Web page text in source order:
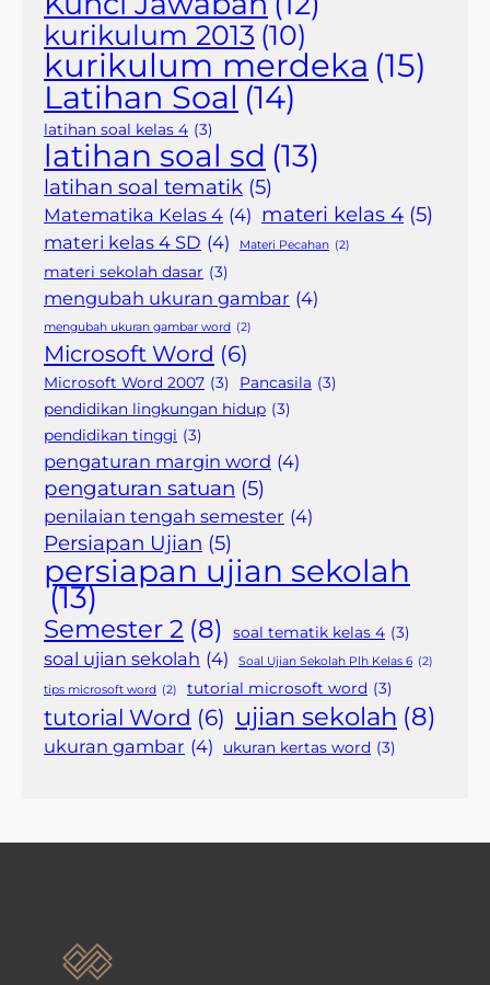
kurikulum 2013 (10)
kurikulum merdeka (15)
Latihan Soal (14)
latihan soal kelas 4 (3)
latihan soal sd (13)
latihan soal tematik (5)
Matematika Kelas 4 (4) materi kelas 4 (5)
materi kelas 4 SD (4) Materi Pecahan (2)
materi sekolah dasar (3)
mengubah ukuran gambar (4)
mengubah ukuran gambar word (2)
Microsoft Word (6)
Microsoft Word 2007 (3) Pancasila (3)
pendidikan lingkungan hidup (3)
pendidikan tinggi (3)
pengaturan margin word (4)
pengaturan satuan (5)
penilaian tengah semester (4)
Persiapan Ujian (5)
persiapan ujian sekolah
(13)
Semester 2 (8) soal tematik kelas 4 (3)
soal ujian sekolah (4) Soal Ujian Sekolah Plh Kelas 6 (2)
tips microsoft word (2) tutorial microsoft word (3)
tutorial Word (6) ujian sekolah (8)
ukuran gambar (4) ukuran kertas word (3)